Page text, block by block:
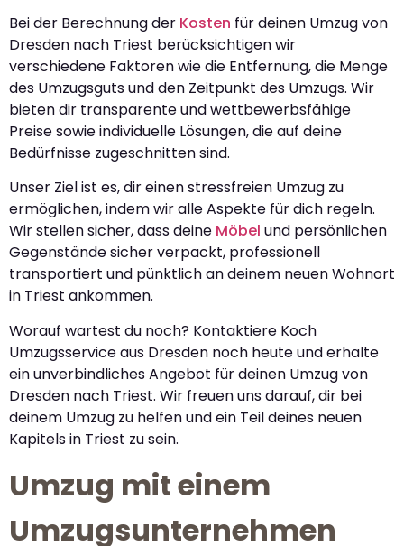
Bei der Berechnung der Kosten für deinen Umzug von
Dresden nach Triest berücksichtigen wir
verschiedene Faktoren wie die Entfernung, die Menge
des Umzugsguts und den Zeitpunkt des Umzugs. Wir
bieten dir transparente und wettbewerbsfähige
Preise sowie individuelle Lösungen, die auf deine
Bedürfnisse zugeschnitten sind.
Unser Ziel ist es, dir einen stressfreien Umzug zu
ermöglichen, indem wir alle Aspekte für dich regeln.
Wir stellen sicher, dass deine Möbel und persönlichen
Gegenstände sicher verpackt, professionell
transportiert und pünktlich an deinem neuen Wohnort
in Triest ankommen.
Worauf wartest du noch? Kontaktiere Koch
Umzugsservice aus Dresden noch heute und erhalte
ein unverbindliches Angebot für deinen Umzug von
Dresden nach Triest. Wir freuen uns darauf, dir bei
deinem Umzug zu helfen und ein Teil deines neuen
Kapitels in Triest zu sein.
Umzug mit einem
Umzugsunternehmen